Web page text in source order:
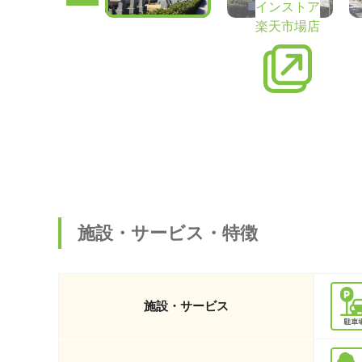
インストア
楽天市場店
施設・サービス・特徴
施設・サービス